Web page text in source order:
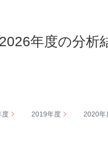
2026年度の分析
度 2019年度 2020年